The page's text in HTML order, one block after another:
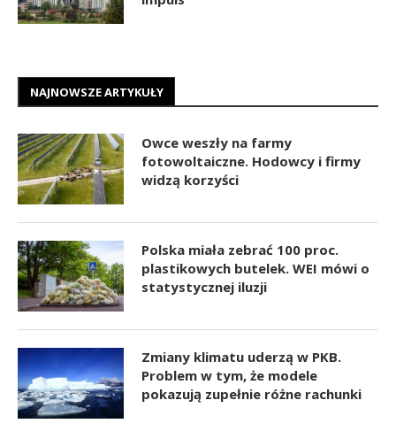
NAJNOWSZE ARTYKUŁY
Owce weszły na farmy
fotowoltaiczne. Hodowcy i firmy
widzą korzyści
Polska miała zebrać 100 proc.
plastikowych butelek. WEI mówi o
statystycznej iluzji
Zmiany klimatu uderzą w PKB.
Problem w tym, że modele
pokazują zupełnie różne rachunki